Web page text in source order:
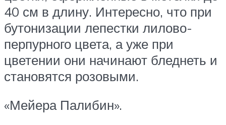
40 см в длину. Интересно, что при
бутонизации лепестки лилово-
перпурного цвета, а уже при
цветении они начинают бледнеть и
становятся розовыми.
«Мейера Палибин».